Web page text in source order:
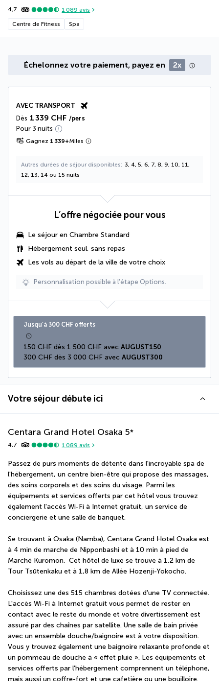
4,7 1 089 avis
Centre de Fitness Spa
Échelonnez votre paiement, payez en 2x
AVEC TRANSPORT
Dès 1 339 CHF /pers
Pour 3 nuits
Gagnez 1 339+Miles
Autres durées de séjour disponibles
3, 4, 5, 6, 7, 8, 9, 10, 11,
12, 13, 14 ou 15 nuits
L’offre négociée pour vous
Le séjour en Chambre Standard
Hébergement seul, sans repas
Les vols au départ de la ville de votre choix
Personnalisation possible à l’étape Options.
Jusqu’à 300 CHF offerts
150 CHF dès 1 500 CHF avec AUGUST150
300 CHF dès 3 000 CHF avec AUGUST300
Votre séjour débute ici
Centara Grand Hotel Osaka 5*
4,7 1 089 avis
Passez de purs moments de détente dans l'incroyable spa de
l'hébergement, un centre bien-être qui propose des massages,
des soins corporels et des soins du visage. Parmi les
équipements et services offerts par cet hôtel vous trouvez
également l'accès Wi-Fi à Internet gratuit, un service de
conciergerie et une salle de banquet.
Se trouvant à Osaka (Namba), Centara Grand Hotel Osaka est
à 4 min de marche de Nipponbashi et à 10 min à pied de
Marché Kuromon.  Cet hôtel de luxe se trouve à 1,2 km de
Tour Tsūtenkaku et à 1,8 km de Allée Hozenji-Yokocho.
Choisissez une des 515 chambres dotées d'une TV connectée.
L'accès Wi-Fi à Internet gratuit vous permet de rester en
contact avec le reste du monde et votre divertissement est
assuré par des chaînes par satellite. Une salle de bain privée
avec un ensemble douche/baignoire est à votre disposition.
Vous y trouvez également une baignoire relaxante profonde et
un pommeau de douche à « effet pluie ». Les équipements et
services offerts par l'hébergement comprennent un téléphone,
mais aussi un coffre-fort et une cafetière ou une bouilloire.